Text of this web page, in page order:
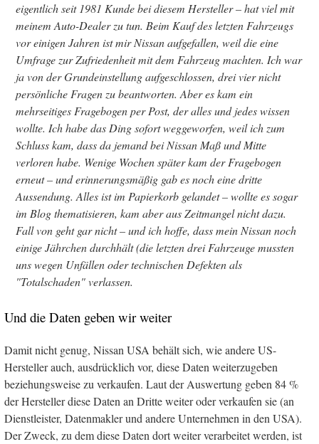
eigentlich seit 1981 Kunde bei diesem Hersteller – hat viel mit
meinem Auto-Dealer zu tun. Beim Kauf des letzten Fahrzeugs
vor einigen Jahren ist mir Nissan aufgefallen, weil die eine
Umfrage zur Zufriedenheit mit dem Fahrzeug machten. Ich war
ja von der Grundeinstellung aufgeschlossen, drei vier nicht
persönliche Fragen zu beantworten. Aber es kam ein
mehrseitiges Fragebogen per Post, der alles und jedes wissen
wollte. Ich habe das Ding sofort weggeworfen, weil ich zum
Schluss kam, dass da jemand bei Nissan Maß und Mitte
verloren habe. Wenige Wochen später kam der Fragebogen
erneut – und erinnerungsmäßig gab es noch eine dritte
Aussendung. Alles ist im Papierkorb gelandet – wollte es sogar
im Blog thematisieren, kam aber aus Zeitmangel nicht dazu.
Fall von geht gar nicht – und ich hoffe, dass mein Nissan noch
einige Jährchen durchhält (die letzten drei Fahrzeuge mussten
uns wegen Unfällen oder technischen Defekten als
"Totalschaden" verlassen.
Und die Daten geben wir weiter
Damit nicht genug, Nissan USA behält sich, wie andere US-
Hersteller auch, ausdrücklich vor, diese Daten weiterzugeben
beziehungsweise zu verkaufen. Laut der Auswertung geben 84 %
der Hersteller diese Daten an Dritte weiter oder verkaufen sie (an
Dienstleister, Datenmakler und andere Unternehmen in den USA).
Der Zweck, zu dem diese Daten dort weiter verarbeitet werden, ist